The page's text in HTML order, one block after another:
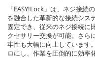
「EASY!Lock 」は、ネジ接続
を融合した革新的な接続シス
固定でき、従来のネジ接続に
クセサリー交換が可能。さら
牢性も大幅に向上しています
ロにし、作業を圧倒的に効率